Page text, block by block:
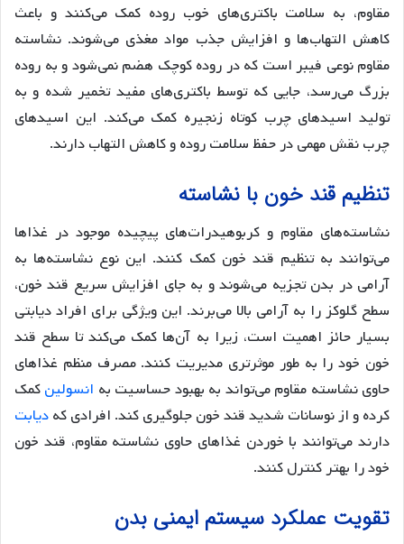
مقاوم، به سلامت باکتری‌های خوب روده کمک می‌کنند و باعث
کاهش التهاب‌ها و افزایش جذب مواد مغذی می‌شوند. نشاسته
مقاوم نوعی فیبر است که در روده کوچک هضم نمی‌شود و به روده
بزرگ می‌رسد، جایی که توسط باکتری‌های مفید تخمیر شده و به
تولید اسیدهای چرب کوتاه زنجیره کمک می‌کند. این اسیدهای
چرب نقش مهمی در حفظ سلامت روده و کاهش التهاب دارند.
تنظیم قند خون با نشاسته
نشاسته‌های مقاوم و کربوهیدرات‌های پیچیده موجود در غذاها
می‌توانند به تنظیم قند خون کمک کنند. این نوع نشاسته‌ها به
آرامی در بدن تجزیه می‌شوند و به جای افزایش سریع قند خون،
سطح گلوکز را به آرامی بالا می‌برند. این ویژگی برای افراد دیابتی
بسیار حائز اهمیت است، زیرا به آن‌ها کمک می‌کند تا سطح قند
خون خود را به طور موثرتری مدیریت کنند. مصرف منظم غذاهای
حاوی نشاسته مقاوم می‌تواند به بهبود حساسیت به انسولینکمک
کرده و از نوسانات شدید قند خون جلوگیری کند. افرادی کهدیابت
دارند می‌توانند با خوردن غذاهای حاوی نشاسته مقاوم، قند خون
خود را بهتر کنترل کنند.
تقویت عملکرد سیستم ایمنی بدن